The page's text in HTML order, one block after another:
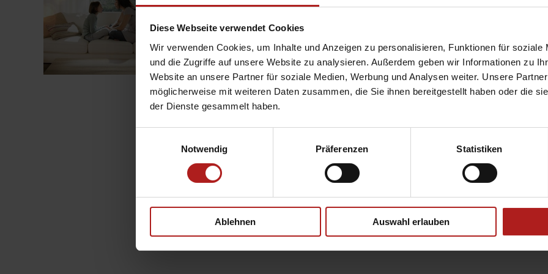
Diese Webseite verwendet Cookies
Wir verwenden Cookies, um Inhalte und Anzeigen zu personalisieren, Funktionen für soziale
und die Zugriffe auf unsere Website zu analysieren. Außerdem geben wir Informationen zu
Website an unsere Partner für soziale Medien, Werbung und Analysen weiter. Unsere
möglicherweise mit weiteren Daten zusammen, die Sie ihnen bereitgestellt haben oder die
der Dienste gesammelt haben.
Notwendig
Präferenzen Statistiken
Ablehnen Auswahl erlauben
Bedürfnissen steuern kann. Egal, ob Sie Ihre Wohnräume hell durchleuchten möchten oder
„Tageslicht
ist
der
Rhythmus
des
Lebens“
weiterlesen